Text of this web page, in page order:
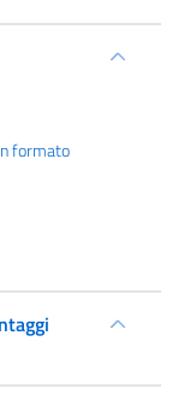
formato